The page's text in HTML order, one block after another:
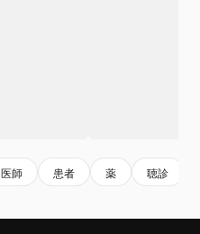
医師 患者 薬 聴診